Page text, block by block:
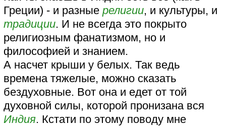
Греции) - и разные религии, и культуры, и
традиции. И не всегда это покрыто
религиозным фанатизмом, но и
философией и знанием.
А насчет крыши у белых. Так ведь
времена тяжелые, можно сказать
бездуховные. Вот она и едет от той
духовной силы, которой пронизана вся
Индия. Кстати по этому поводу мне